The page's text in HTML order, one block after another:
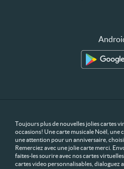
Toujours plus de nouvelles jolies cartes
occasions! Une carte musicale Noël, une
une attention pour un anniversaire,
Remerciez avec une jolie carte merci.
faites-les sourire avec nos cartes
cartes video personnalisables, dialoguez